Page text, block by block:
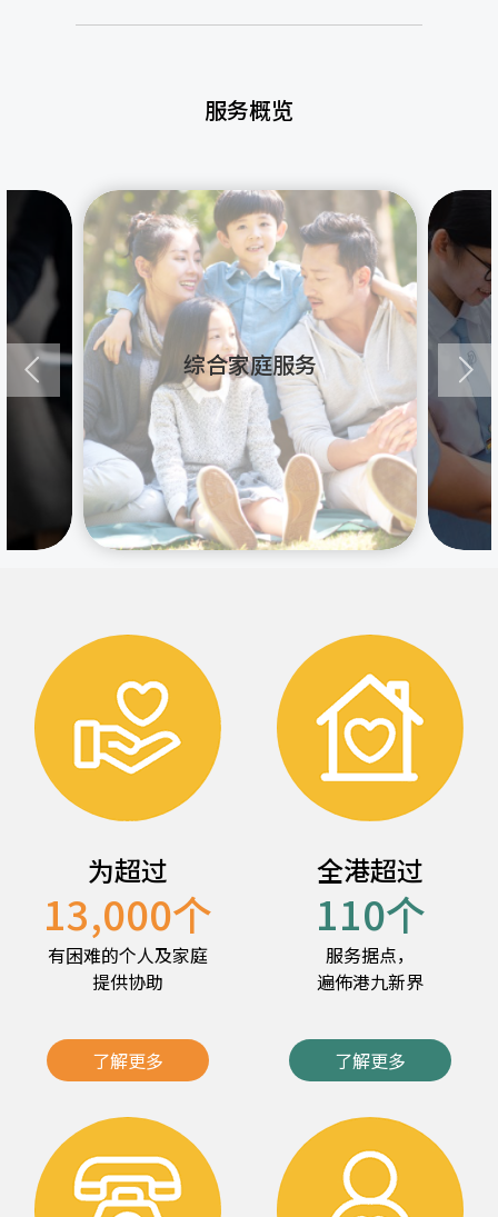
服务概览
综合家庭服务
为超过
13,000个
有困难的个人及家庭
提供协助
了解更多
全港超过
110个
服务据点，
遍佈港九新界
了解更多